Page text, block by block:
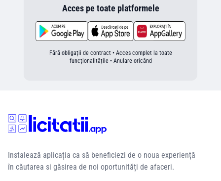
Acces pe toate platformele
Fără obligații de contract • Acces complet la toate
funcționalitățile • Anulare oricând
Instalează aplicația ca să beneficiezi de o noua experiență
în căutarea si găsirea de noi oportunități de afaceri.